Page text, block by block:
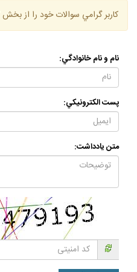
كاربر گرامي سوالات خود را از بخش
نام و نام خانوادگي:
پست الكترونيكي:
متن يادداشت: